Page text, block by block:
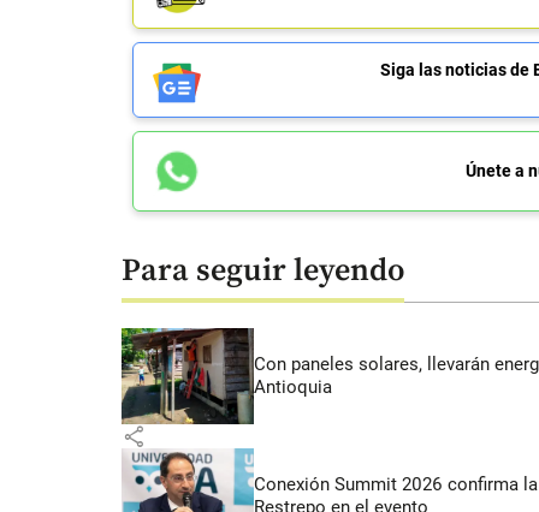
Siga las noticias de
Únete a
Para seguir leyendo
Con paneles solares, llevarán
Antioquia
share
Conexión Summit 2026 confirma
Restrepo en el evento